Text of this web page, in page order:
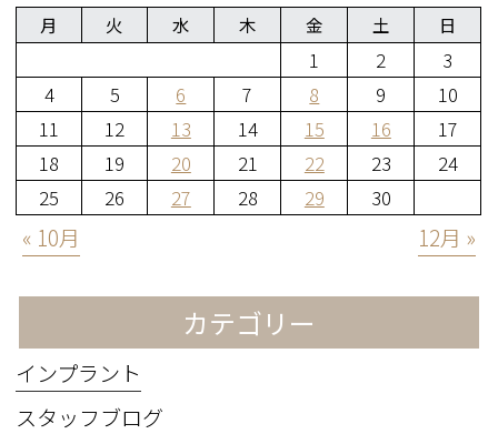
月 火 水 木 金 土 日
1 2
3
4
5 6 7 8 9
10
11
12 13 14 15 16
17
18
19 20 21 22 23
24
25
26 27 28 29 30
« 10月 12月 »
カテゴリー
インプラント
スタッフブログ